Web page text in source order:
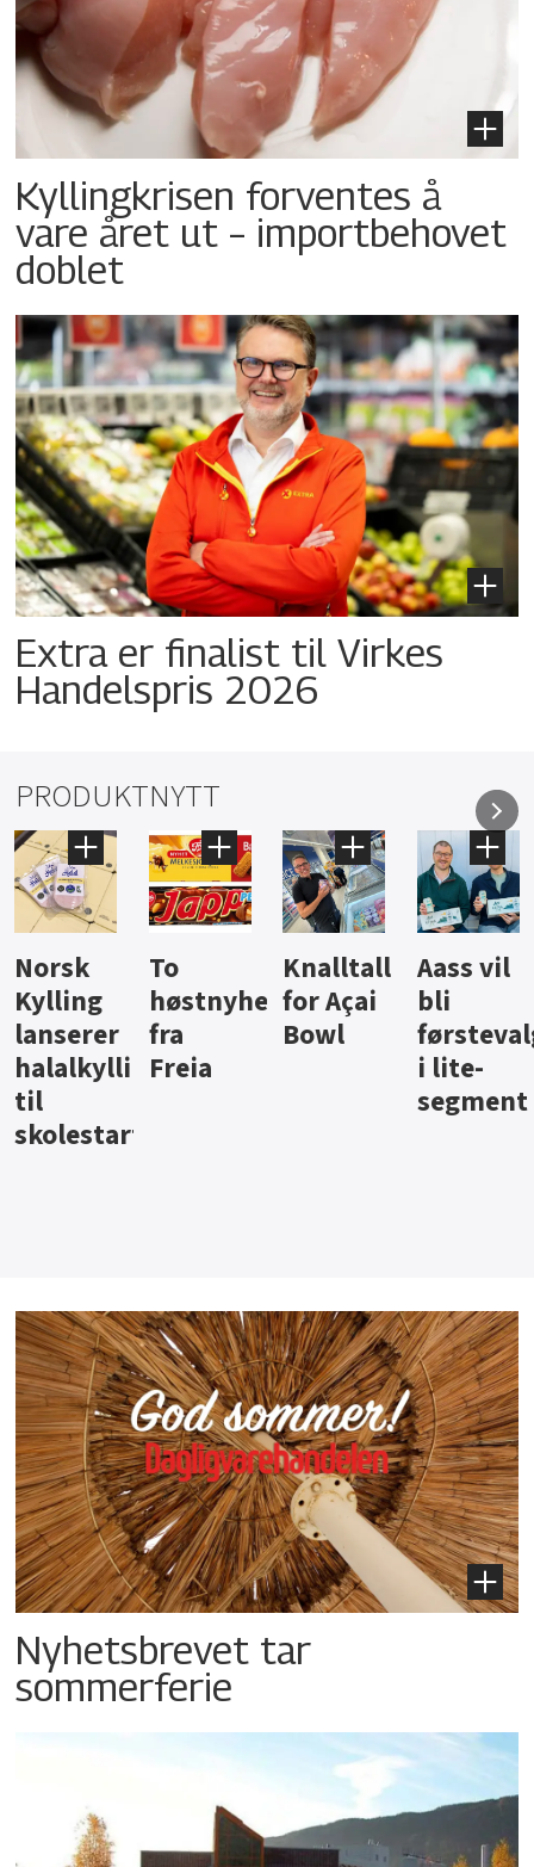
Kyllingkrisen forventes å
vare året ut – importbehovet
doblet
Extra er finalist til Virkes
Handelspris 2026
PRODUKTNYTT
Knalltall
for Açai
Bowl
Aass vil
bli
førstevalg
i lite-
Brus og
jus fra
Berentsen
Hard
iste fra
Hansa
Nyhetsbrevet tar
sommerferie